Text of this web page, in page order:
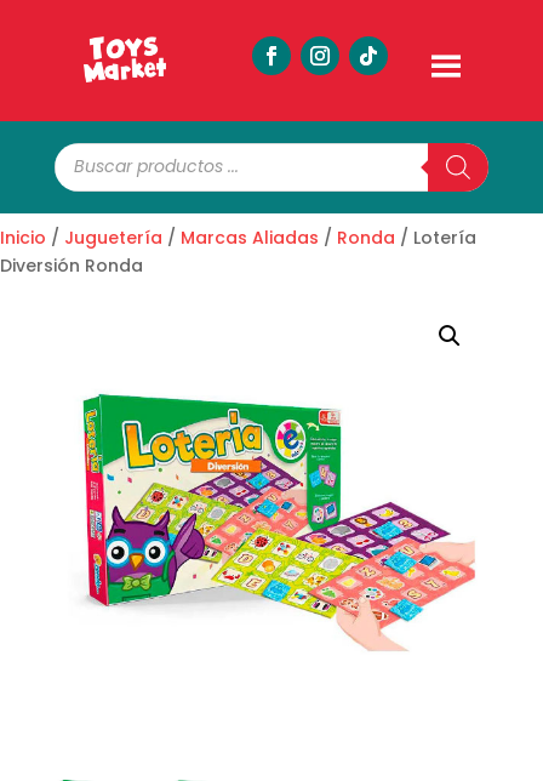
Búsqueda
de
productos
Inicio / Juguetería / Marcas Aliadas / Ronda / Lotería
Diversión Ronda